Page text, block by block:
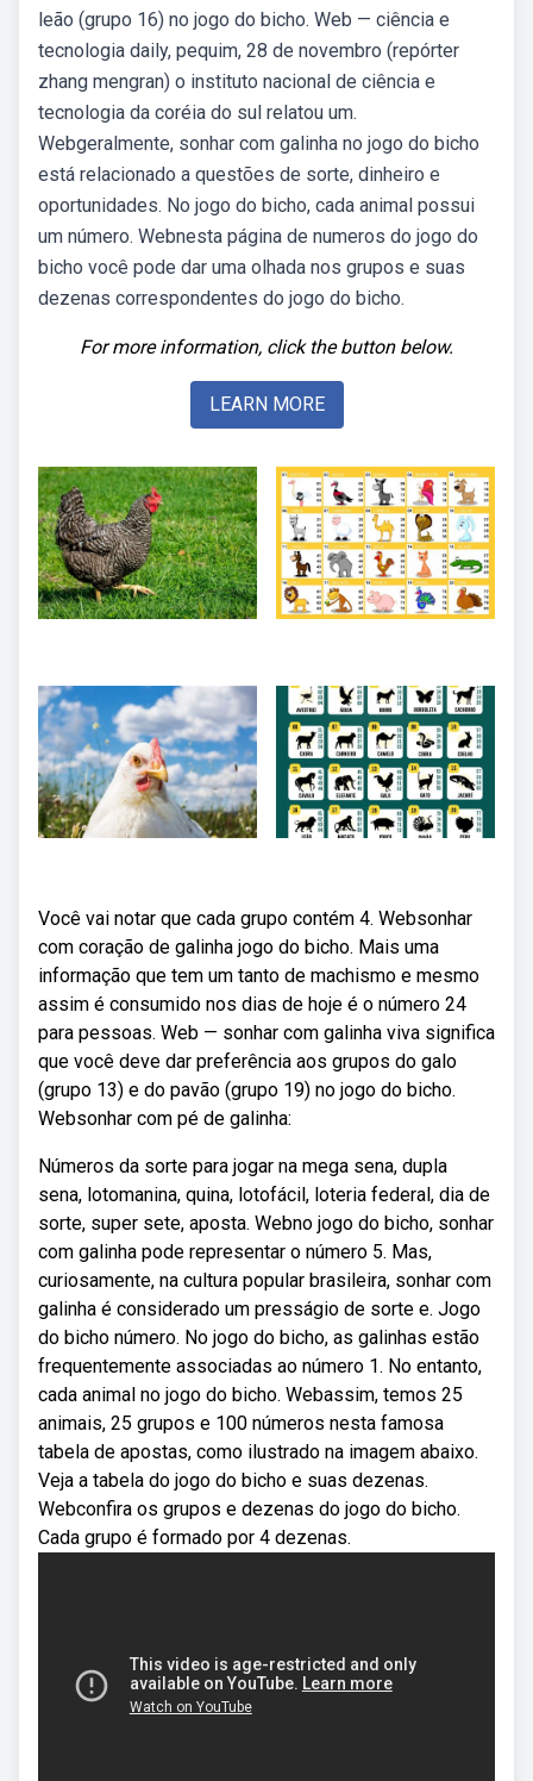
leão (grupo 16) no jogo do bicho. Web — ciência e
tecnologia daily, pequim, 28 de novembro (repórter
zhang mengran) o instituto nacional de ciência e
tecnologia da coréia do sul relatou um.
Webgeralmente, sonhar com galinha no jogo do bicho
está relacionado a questões de sorte, dinheiro e
oportunidades. No jogo do bicho, cada animal possui
um número. Webnesta página de numeros do jogo do
bicho você pode dar uma olhada nos grupos e suas
dezenas correspondentes do jogo do bicho.
For more information, click the button below.
LEARN MORE
Você vai notar que cada grupo contém 4. Websonhar
com coração de galinha jogo do bicho. Mais uma
informação que tem um tanto de machismo e mesmo
assim é consumido nos dias de hoje é o número 24
para pessoas. Web — sonhar com galinha viva significa
que você deve dar preferência aos grupos do galo
(grupo 13) e do pavão (grupo 19) no jogo do bicho.
Websonhar com pé de galinha:
Números da sorte para jogar na mega sena, dupla
sena, lotomanina, quina, lotofácil, loteria federal, dia de
sorte, super sete, aposta. Webno jogo do bicho, sonhar
com galinha pode representar o número 5. Mas,
curiosamente, na cultura popular brasileira, sonhar com
galinha é considerado um presságio de sorte e. Jogo
do bicho número. No jogo do bicho, as galinhas estão
frequentemente associadas ao número 1. No entanto,
cada animal no jogo do bicho. Webassim, temos 25
animais, 25 grupos e 100 números nesta famosa
tabela de apostas, como ilustrado na imagem abaixo.
Veja a tabela do jogo do bicho e suas dezenas.
Webconfira os grupos e dezenas do jogo do bicho.
Cada grupo é formado por 4 dezenas.